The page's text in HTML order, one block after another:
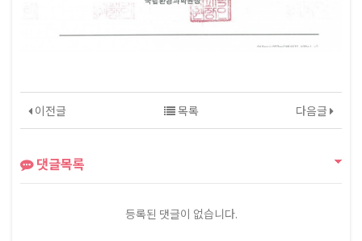
이전글 다음글
목록
댓글목록
등록된 댓글이 없습니다.